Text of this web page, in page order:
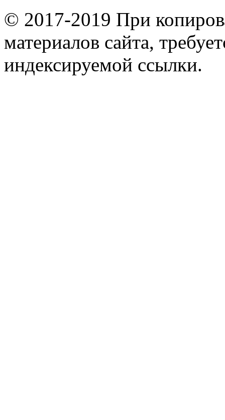
© 2017-2019 При
материалов сайта,
индексируемой ссылки.